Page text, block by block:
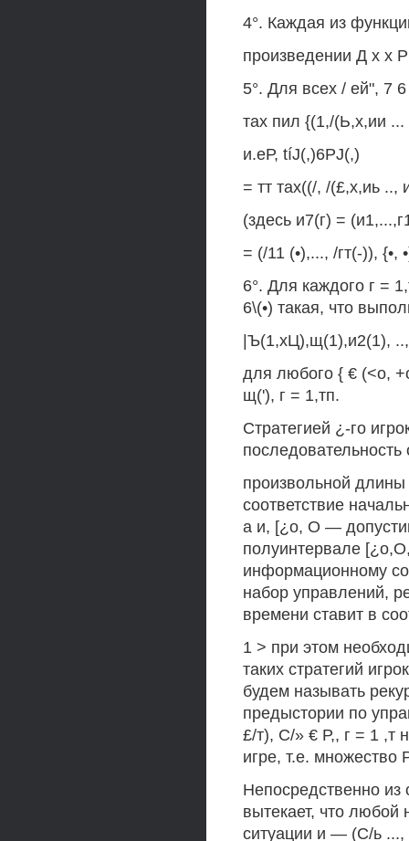
4°. Каждая из
произведении Д х х
5°. Для всех / ей", 7
тах пил {(1,/(Ь,х,ии ...
и.еР, tíJ(,)6PJ(,)
= тт тах((/, /(£,х,иь ..,
(здесь и7(г) =
= (/11 (•),..., /гт(-)),
6°. Для каждого г =
6\(•) такая, что
|Ъ(1,хЦ),щ(1),и2(1),
для любого { € (<о,
щ('), г = 1,тп.
Стратегией ¿-го
произвольной длины
соответствие
а и, [¿о, О —
полуинтервале
информационному
набор управлений,
времени ставит в
1 > при этом
таких стратегий
будем называть
предыстории по
£/т), С/» € Р,, г = 1 ,т
игре, т.е. множество
Непосредственно из
вытекает, что любой
ситуации и — (С/ь ...,